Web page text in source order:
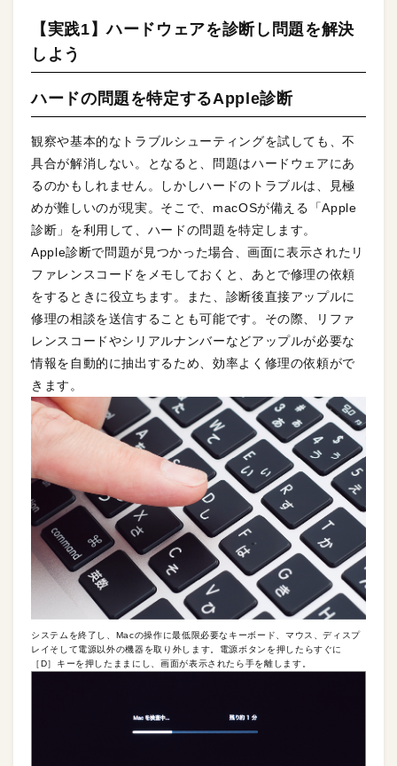
【実践1】ハードウェアを診断し問題を解決
しよう
ハードの問題を特定するApple診断
観察や基本的なトラブルシューティングを試しても、不
具合が解消しない。となると、問題はハードウェアにあ
るのかもしれません。しかしハードのトラブルは、見極
めが難しいのが現実。そこで、macOSが備える「Apple
診断」を利用して、ハードの問題を特定します。
Apple診断で問題が見つかった場合、画面に表示されたリ
ファレンスコードをメモしておくと、あとで修理の依頼
をするときに役立ちます。また、診断後直接アップルに
修理の相談を送信することも可能です。その際、リファ
レンスコードやシリアルナンバーなどアップルが必要な
情報を自動的に抽出するため、効率よく修理の依頼がで
きます。
システムを終了し、Macの操作に最低限必要なキーボード、マウス、ディスプ
レイそして電源以外の機器を取り外します。電源ボタンを押したらすぐに
［D］キーを押したままにし、画面が表示されたら手を離します。